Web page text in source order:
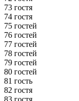
73 гостя
74 гостя
75 гостей
76 гостей
77 гостей
78 гостей
79 гостей
80 гостей
81 гость
82 гостя
83 гостя